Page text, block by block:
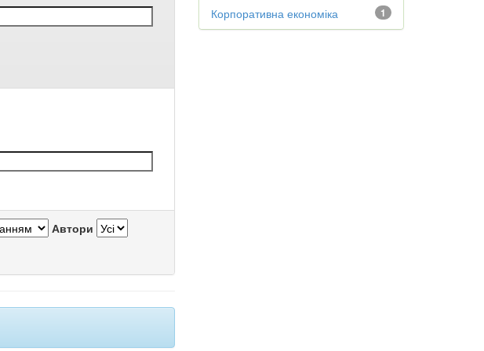
Автори
1
Корпоративна економіка